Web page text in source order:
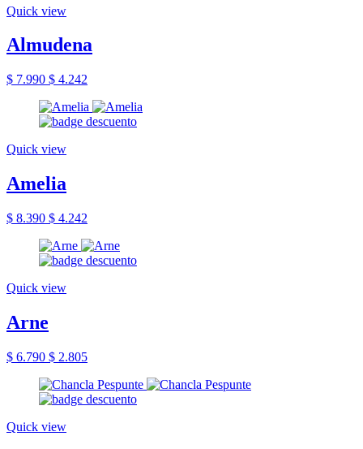
Quick view
Almudena
$ 7.990 $ 4.242
Quick view
Amelia
$ 8.390 $ 4.242
Quick view
Arne
$ 6.790 $ 2.805
Quick view